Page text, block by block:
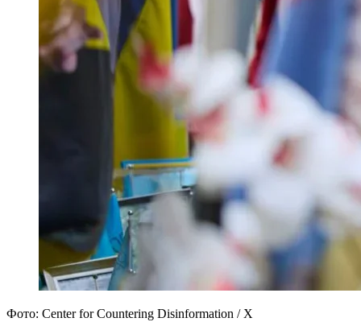
Фото: Center for Countering Disinformation / X